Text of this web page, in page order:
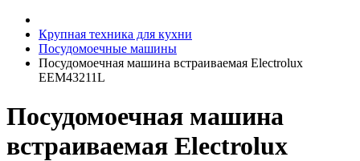
Крупная техника для кухни
Посудомоечные машины
Посудомоечная машина встраиваемая Electrolux
EEM43211L
Посудомоечная машина
встраиваемая Electrolux